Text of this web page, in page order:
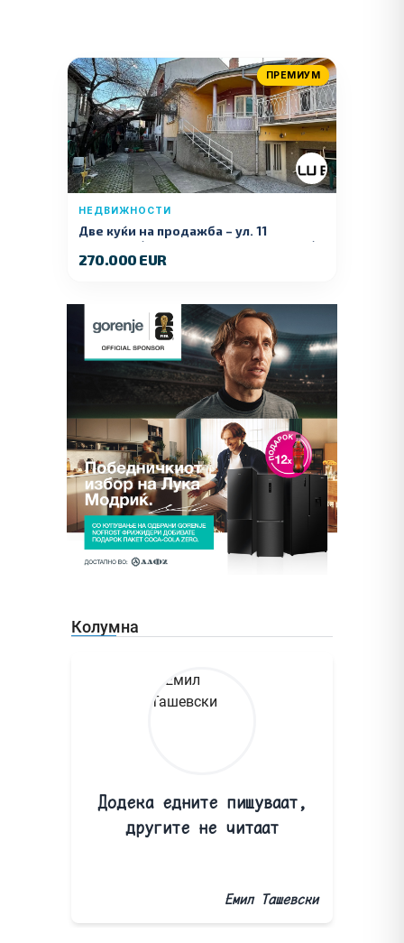
ПРЕМИУМ
НЕДВИЖНОСТИ
Две куќи на продажба – ул. 11
Ноември (Наспроти Селман Туризам)
270.000 EUR
Колумна
Додека едните пишуваат,
другите не читаат
Емил Ташевски